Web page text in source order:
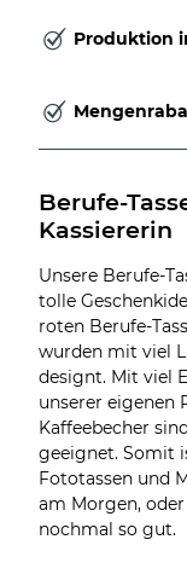
Produktion
Berufe-
Kassiererin
Unsere Berufe-
tolle
roten Berufe-
wurden mit viel
designt. Mit viel
unserer eigenen
Kaffeebecher
geeignet. Somit
Fototassen und
am Morgen,
nochmal so gut.